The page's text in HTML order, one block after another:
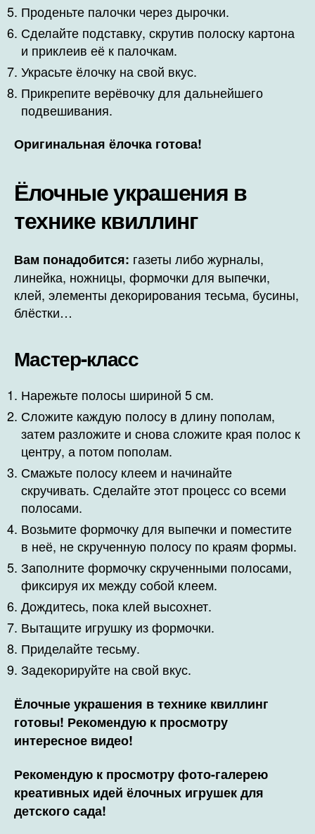
Проденьте палочки через дырочки.
Сделайте подставку, скрутив полоску картона
и приклеив её к палочкам.
Украсьте ёлочку на свой вкус.
Прикрепите верёвочку для дальнейшего
подвешивания.
Оригинальная ёлочка готова!
Ёлочные украшения в
технике квиллинг
Вам понадобится: газеты либо журналы,
линейка, ножницы, формочки для выпечки,
клей, элементы декорирования тесьма, бусины,
блёстки…
Мастер-класс
Нарежьте полосы шириной 5 см.
Сложите каждую полосу в длину пополам,
затем разложите и снова сложите края полос к
центру, а потом пополам.
Смажьте полосу клеем и начинайте
скручивать. Сделайте этот процесс со всеми
полосами.
Возьмите формочку для выпечки и поместите
в неё, не скрученную полосу по краям формы.
Заполните формочку скрученными полосами,
фиксируя их между собой клеем.
Дождитесь, пока клей высохнет.
Вытащите игрушку из формочки.
Приделайте тесьму.
Задекорируйте на свой вкус.
Ёлочные украшения в технике квиллинг
готовы! Рекомендую к просмотру
интересное видео!
Рекомендую к просмотру фото-галерею
креативных идей ёлочных игрушек для
детского сада!